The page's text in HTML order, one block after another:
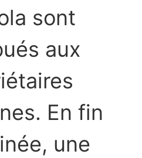
sont
aux
En fin
une